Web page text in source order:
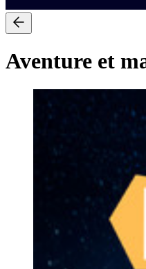
Aventure et